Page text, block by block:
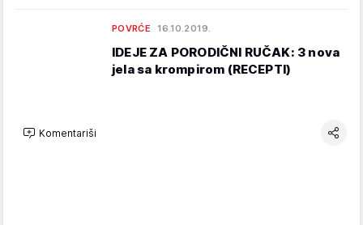
POVRĆE 16.10.2019.
IDEJE ZA PORODIČNI RUČAK: 3 nova
jela sa krompirom (RECEPTI)
Komentariši